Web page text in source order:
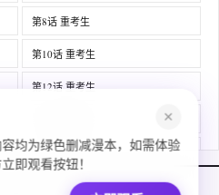
第8话 重考生
第10话 重考生
第12话 重考生
第16话 重考生
第18话 重考生
✕
均为绿色删减漫本，如需体验
即观看按钮！